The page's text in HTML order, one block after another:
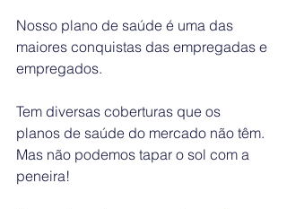
Nosso plano de saúde é uma das
maiores conquistas das empregadas e
empregados.
Tem diversas coberturas que os
planos de saúde do mercado não têm.
Mas não podemos tapar o sol com a
peneira!